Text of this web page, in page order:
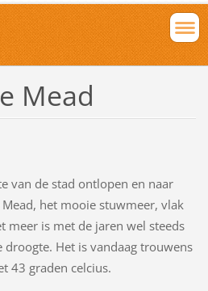
Mead
van de stad ontlopen en naar
het mooie stuwmeer, vlak
meer is met de jaren wel steeds
Het is vandaag trouwens
43 graden celcius.